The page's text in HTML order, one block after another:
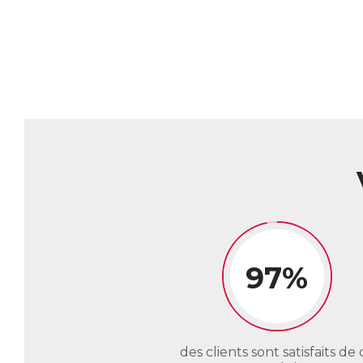
97%
des clients sont satisfaits de